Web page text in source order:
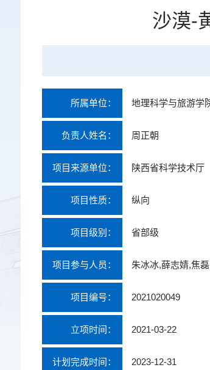
沙漠-
所属单位： 地理科学与旅游学
负责人姓名： 周正朝
项目来源单位： 陕西省科学技术厅
项目性质： 纵向
项目级别： 省部级
项目参与人员： 朱冰冰,薛志婧,焦
项目编号： 2021020049
立项时间： 2021-03-22
计划完成时间： 2023-12-31